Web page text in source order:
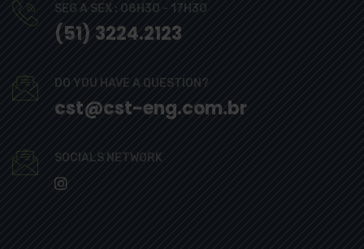
SEG A SEX : 08H30 - 17H30
(51) 3224.2123
DO YOU HAVE A QUESTION?
cst@cst-eng.com.br
SOCIALS NETWORK